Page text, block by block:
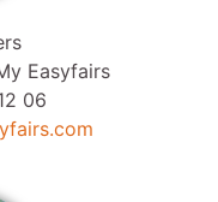
Easyfairs
06